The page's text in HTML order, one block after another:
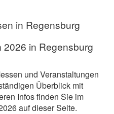
in Regensburg
in Regensburg
und Veranstaltungen
Überblick mit
Infos finden Sie im
auf dieser Seite.